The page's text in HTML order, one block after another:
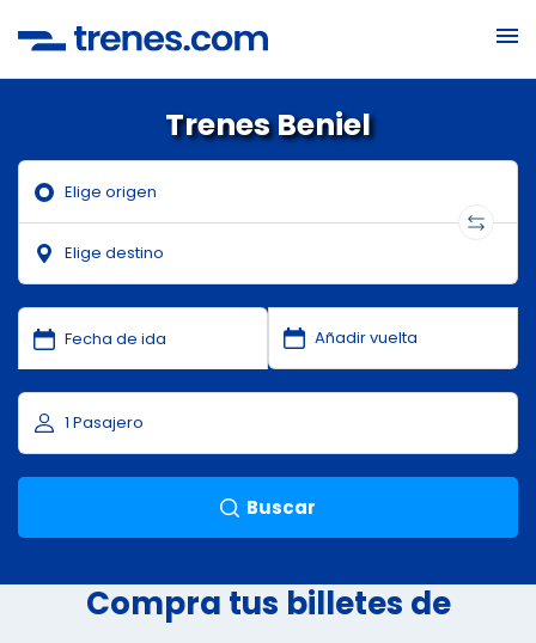
Trenes Beniel
Buscar
Compra tus billetes de